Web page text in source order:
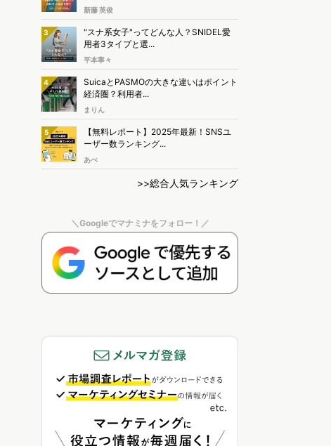
新藤 英俊
3
"スナ系女子"ってどんな人？SNIDEL愛
用者3タイプと選...
平本寧々
4
SuicaとPASMOの大きな違いはポイント
経済圏？利用者...
まりん
5
【無料レポート】2025年最新！SNSユ
ーザー数ランキング...
あべ
>>総合人気ランキング
＼Googleでマナミナをフォロー！／